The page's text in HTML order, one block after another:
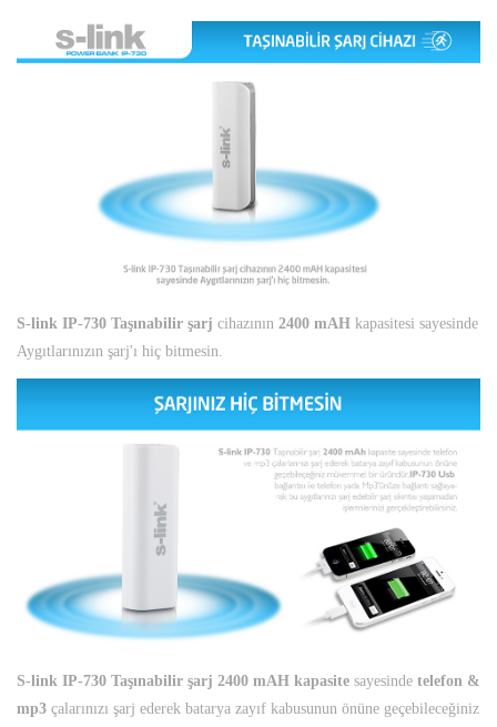
S-link IP-730 Taşınabilir şarj cihazının 2400 mAH kapasitesi sayesinde
Aygıtlarınızın şarj'ı hiç bitmesin.
S-link IP-730 Taşınabilir şarj 2400 mAH kapasite sayesinde telefon &
mp3 çalarınızı şarj ederek batarya zayıf kabusunun önüne geçebileceğiniz